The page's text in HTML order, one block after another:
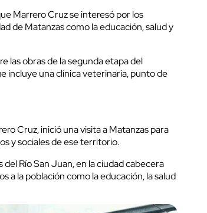
Marrero Cruz se interesó por los
de Matanzas como la educación, salud y
las obras de la segunda etapa del
incluye una clínica veterinaria, punto de
Cruz, inició una visita a Matanzas para
y sociales de ese territorio.
Río San Juan, en la ciudad cabecera
a la población como la educación, la salud